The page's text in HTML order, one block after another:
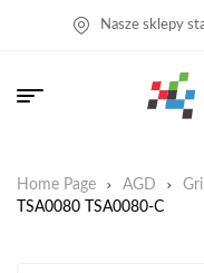
Nasze sklepy
Home Page AGD
TSA0080 TSA0080-C